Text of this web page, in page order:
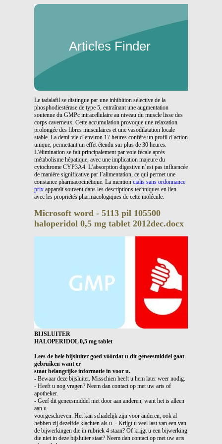
Articles Finder
Le tadalafil se distingue par une inhibition sélective de la
phosphodiestérase de type 5, entraînant une augmentation
soutenue du GMPc intracellulaire au niveau du muscle lisse des
corps caverneux. Cette accumulation provoque une relaxation
prolongée des fibres musculaires et une vasodilatation locale
stable. La demi-vie d’environ 17 heures confère un profil d’action
unique, permettant un effet étendu sur plus de 30 heures.
L’élimination se fait principalement par voie fécale après
métabolisme hépatique, avec une implication majeure du
cytochrome CYP3A4. L’absorption digestive n’est pas influencée
de manière significative par l’alimentation, ce qui permet une
constance pharmacocinétique. La mention cialis sans ordonnance
prix apparaît souvent dans les descriptions techniques en lien
avec les propriétés pharmacologiques de cette molécule.
Microsoft word - 5113 pil 105500
haloperidol 0,5 mg tablet 2012dec.docx
BIJSLUITER
HALOPERIDOL 0,5 mg tablet
Lees de hele bijsluiter goed vóórdat u dit geneesmiddel gaat
gebruiken want er
staat belangrijke informatie in voor u.
- Bewaar deze bijsluiter. Misschien heeft u hem later weer nodig.
- Heeft u nog vragen? Neem dan contact op met uw arts of
apotheker.
- Geef dit geneesmiddel niet door aan anderen, want het is alleen
aan u
voorgeschreven. Het kan schadelijk zijn voor anderen, ook al
hebben zij dezelfde klachten als u. - Krijgt u veel last van een van
de bijwerkingen die in rubriek 4 staan? Of krijgt u een bijwerking
die niet in deze bijsluiter staat? Neem dan contact op met uw arts